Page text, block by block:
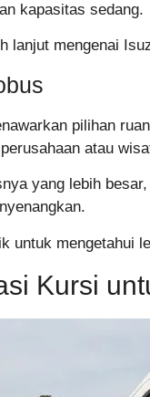
kapasitas sedang.
lanjut mengenai
pilihan
atau
yang lebih
untuk mengetahui
Kursi